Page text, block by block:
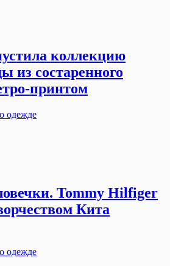
коллекцию
из состаренного
принтом
одежде
Tommy Hilfiger
Кита
одежде